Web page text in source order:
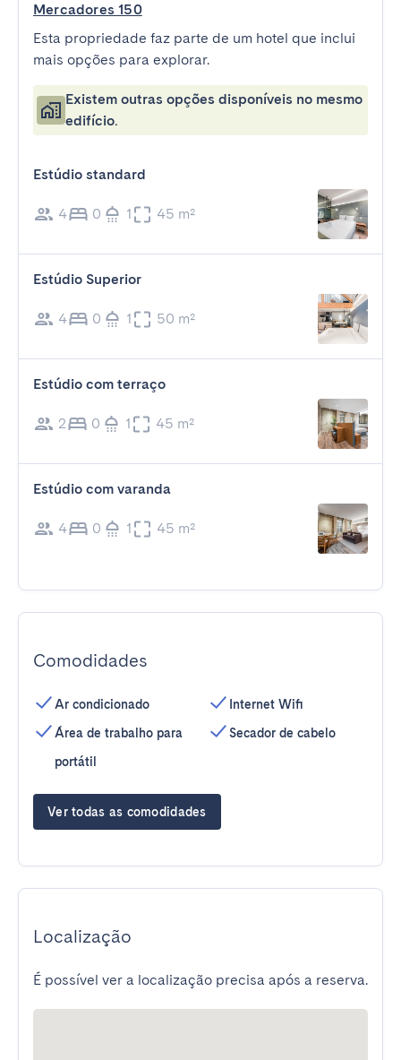
Mercadores 150
Esta propriedade faz parte de um hotel que inclui
mais opções para explorar.
Existem outras opções disponíveis no mesmo
edifício.
Estúdio standard
4 0 1 45 m²
Estúdio Superior
4 0 1 50 m²
Estúdio com terraço
2 0 1 45 m²
Estúdio com varanda
4 0 1 45 m²
Comodidades
Ar condicionado
Área de trabalho para
portátil
Internet Wifi
Secador de cabelo
Ver todas as comodidades
Localização
É possível ver a localização precisa após a reserva.